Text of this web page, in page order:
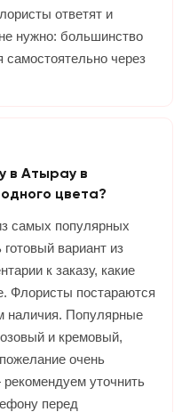
ответят и
нужно: большинство
через
в Атырау в
цвета?
самых популярных
вариант из
к заказу, какие
Флористы постараются
наличия. Популярные
и кремовый,
очень
уточнить
перед